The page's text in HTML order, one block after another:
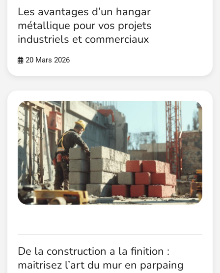
Les avantages d’un hangar
métallique pour vos projets
industriels et commerciaux
20 Mars 2026
De la construction a la finition :
maitrisez l’art du mur en parpaing